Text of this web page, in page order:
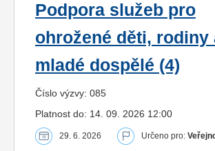
Podpora služeb pro
ohrožené děti, rodiny
mladé dospělé (4)
Číslo výzvy: 085
Platnost do: 14. 09. 2026 12:00
29. 6. 2026 Určeno pro: